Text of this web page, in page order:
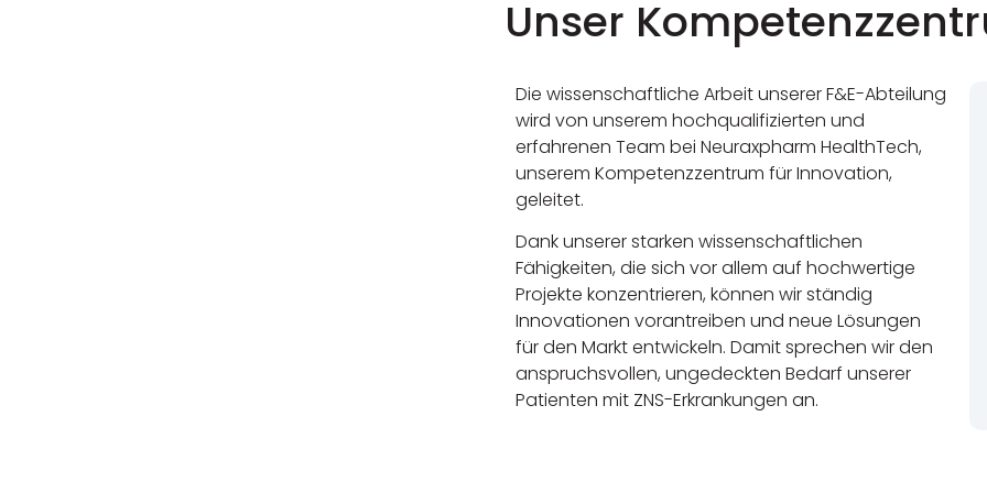
Unser
Die wissenschaftliche Arbeit unserer F&E-Abteilung
wird von unserem hochqualifizierten und
erfahrenen Team bei Neuraxpharm HealthTech,
unserem Kompetenzzentrum für Innovation,
geleitet.
Dank unserer starken wissenschaftlichen
Fähigkeiten, die sich vor allem auf hochwertige
Projekte konzentrieren, können wir ständig
Innovationen vorantreiben und neue Lösungen
für den Markt entwickeln. Damit sprechen wir den
anspruchsvollen, ungedeckten Bedarf unserer
Patienten mit ZNS-Erkrankungen an.